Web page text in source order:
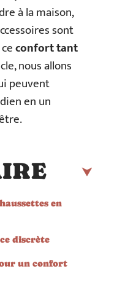
à la maison,
sont
confort tant
nous allons
peuvent
en un
en
discrète
un confort